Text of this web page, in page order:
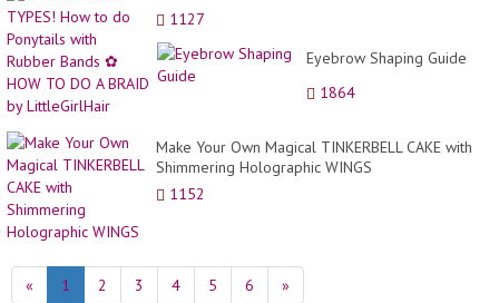
do
Bands
1127
Eyebrow Shaping Guide
1864
Make Your Own Magical TINKERBELL CAKE with
Shimmering Holographic WINGS
1152
« 1 2 3 4 5 6 »